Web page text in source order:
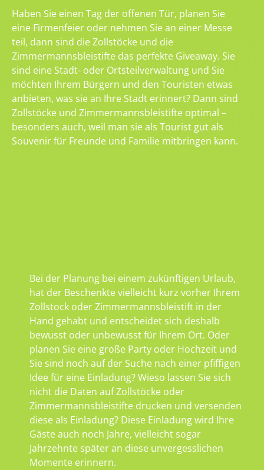
Haben Sie einen Tag der offenen Tür, planen Sie
eine Firmenfeier oder nehmen Sie an einer Messe
teil, dann sind die Zollstöcke und die
Zimmermannsbleistifte das perfekte Giveaway. Sie
sind eine Stadt- oder Ortsteilverwaltung und Sie
möchten Ihrem Bürgern und den Touristen etwas
anbieten, was sie an Ihre Stadt erinnert? Dann sind
Zollstöcke und Zimmermannsbleistifte optimal –
besonders auch, weil man sie als Tourist gut als
Souvenir für Freunde und Familie mitbringen kann.
Bei der Planung bei einem zukünftigen Urlaub,
hat der Beschenkte vielleicht kurz vorher Ihrem
Zollstock oder Zimmermannsbleistift in der
Hand gehabt und entscheidet sich deshalb
bewusst oder unbewusst für Ihrem Ort. Oder
planen Sie eine große Party oder Hochzeit und
Sie sind noch auf der Suche nach einer pfiffigen
Idee für eine Einladung? Wieso lassen Sie sich
nicht die Daten auf Zollstöcke oder
Zimmermannsbleistifte drucken und versenden
diese als Einladung? Diese Einladung wird Ihre
Gäste auch noch Jahre, vielleicht sogar
Jahrzehnte später an diese unvergesslichen
Momente erinnern.